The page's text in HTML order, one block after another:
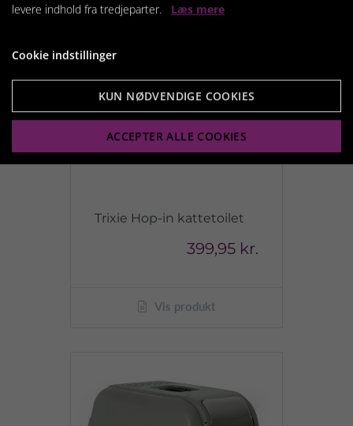
Trixie Hop-in kattetoilet
399,95 kr.
Vis produkt
levere indhold fra tredjeparter. Læs mere
Cookie indstillinger
KUN NØDVENDIGE COOKIES
ACCEPTER ALLE COOKIES